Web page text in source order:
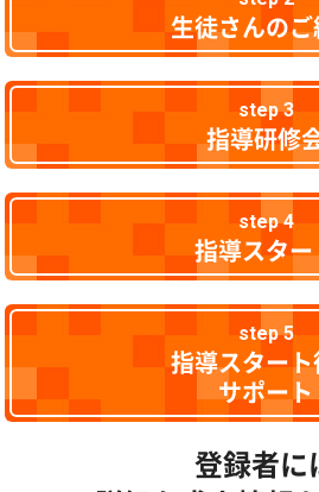
生徒さんのご
step 3
指導研修
step 4
指導スター
step 5
指導スタート
サポート
登録者に